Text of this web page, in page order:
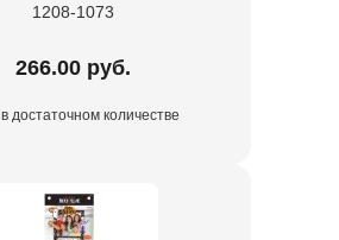
1208-1073
266.00 руб.
в достаточном количестве